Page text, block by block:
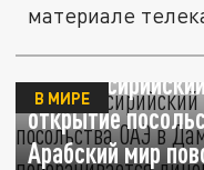
материале
Первый
открытие
Арабский мир
В МИРЕ